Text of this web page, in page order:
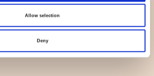
Allow selection
Deny